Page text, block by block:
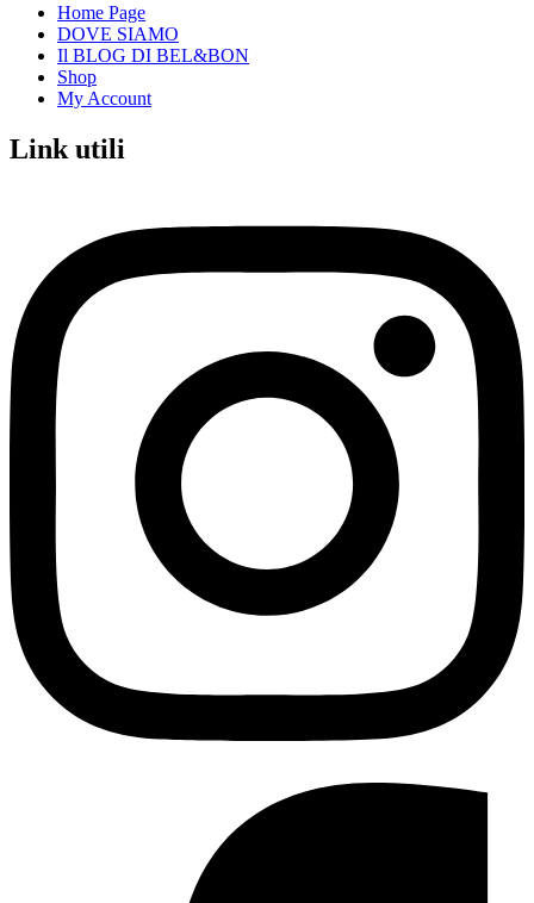
Home Page
DOVE SIAMO
Il BLOG DI BEL&BON
Shop
My Account
Link utili